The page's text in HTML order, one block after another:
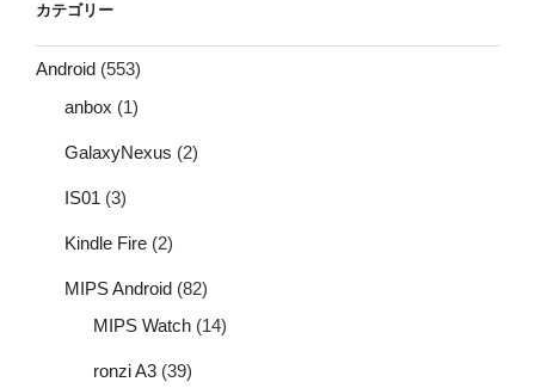
カテゴリー
Android (553)
anbox (1)
GalaxyNexus (2)
IS01 (3)
Kindle Fire (2)
MIPS Android (82)
MIPS Watch (14)
ronzi A3 (39)